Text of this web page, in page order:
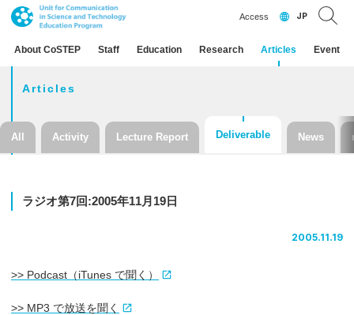
About CoSTEP Staff Education Research Articles Event
Access JP
Articles
All Activity Lecture Report Deliverable News
ラジオ第7回:2005年11月 19 日
2005.11.19
>> Podcast（iTunes で聞く）
>> MP3 で放送を聞く